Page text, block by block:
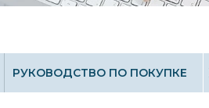
РУКОВОДСТВО ПО ПОКУПКЕ